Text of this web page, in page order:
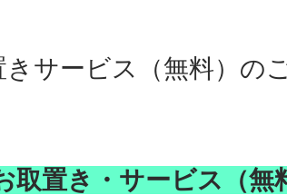
サービス（無料）の
取置き・サービス（無